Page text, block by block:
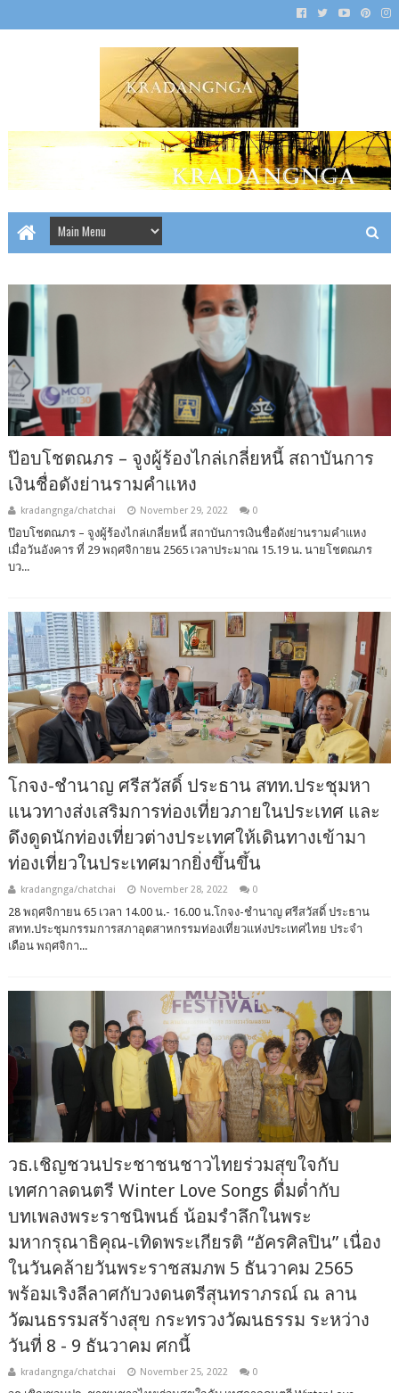
ป๊อบโชตณภร – จูงผู้ร้องไกล่เกลี่ยหนี้ สถาบันการ
เงินชื่อดังย่านรามคำแหง
kradangnga/chatchai November 29, 2022 0
ป๊อบโชตณภร – จูงผู้ร้องไกล่เกลี่ยหนี้ สถาบันการเงินชื่อดังย่านรามคำแหง
เมื่อวันอังคาร ที่ 29 พฤศจิกายน 2565 เวลาประมาณ 15.19 น. นายโชตณภร
บว...
โกจง-ชำนาญ ศรีสวัสดิ์ ประธาน สทท.ประชุมหา
แนวทางส่งเสริม​การท่องเที่ยวภายใน​ประเทศ​ และ
ดึงดูด​นักท่องเที่ยวต่างประเทศ​ให้​เดินทาง​เข้ามา​
ท่องเที่ยว​ในประเทศ​​มาก​ยิ่งขึ้น​ขึ้น
kradangnga/chatchai November 28, 2022 0
28 พฤศจิกายน 65 เวลา 14.00 น.- 16.00 น.โกจง-ชำนาญ ศรีสวัสดิ์ ประธาน
สทท.ประชุมกรรมการสภาอุตสาหกรรมท่องเที่ยวแห่งประเทศไทย ประจำ
เดือน พฤศจิกา...
วธ.เชิญชวนประชาชนชาวไทยร่วมสุขใจกับ
เทศกาลดนตรี Winter Love Songs ดื่มด่ำกับ
บทเพลงพระราชนิพนธ์ น้อมรำลึกในพระ
มหากรุณาธิคุณ-เทิดพระเกียรติ “อัครศิลปิน” เนื่อง
ในวันคล้ายวันพระราชสมภพ 5 ธันวาคม 2565
พร้อมเริงลีลาศกับวงดนตรีสุนทราภรณ์ ณ ลาน
วัฒนธรรมสร้างสุข กระทรวงวัฒนธรรม ระหว่าง
วันที่ 8 - 9 ธันวาคม ศกนี้
kradangnga/chatchai November 25, 2022 0